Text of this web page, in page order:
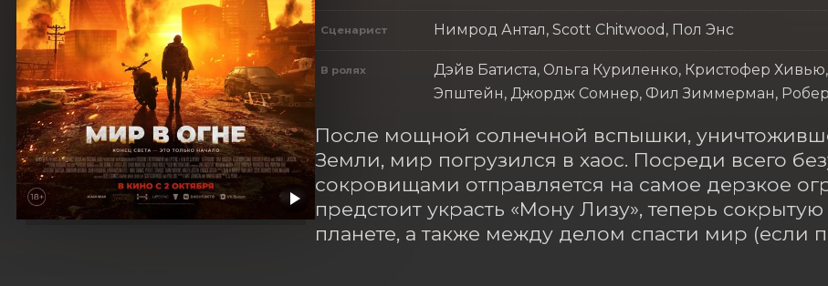
Сценарист Нимрод Антал, Scott Chitwood, Пол Энс
В ролях
Дэйв Батиста, Ольга Куриленко, Кристофер
Эпштейн, Джордж Сомнер, Фил Зиммерман,
После мощной солнечной вспышки,
Земли, мир погрузился в хаос. Посреди всего
сокровищами отправляется на самое дерзкое
предстоит украсть «Мону Лизу», теперь
планете, а также между делом спасти мир (если